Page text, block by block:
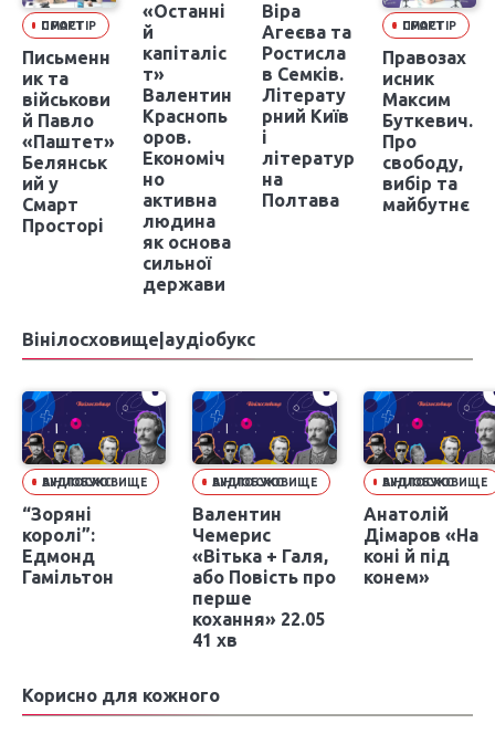
СМАРТ ПРОСТІР
Письменн
ик та
військови
й Павло
«Паштет»
Белянськ
ий у
Смарт
Просторі
«Останні
й
капіталіс
т»
Валентин
Краснопь
оров.
Економіч
но
активна
людина
як основа
сильної
держави
Віра
Агеєва та
Ростисла
в Семків.
Літерату
рний Київ
і
літератур
на
Полтава
СМАРТ ПРОСТІР
Правозах
исник
Максим
Буткевич.
Про
свободу,
вибір та
майбутнє
Вінілосховище|аудіобукс
ВІНІЛОСХОВИЩЕ АУДІОБУКС
“Зоряні
королі”:
Едмонд
Гамільтон
ВІНІЛОСХОВИЩЕ АУДІОБУКС
Валентин
Чемерис
«Вітька + Галя,
або Повість про
перше
кохання» 22.05
41 хв
ВІНІЛОСХОВИЩЕ АУДІОБУКС
Анатолій
Дімаров «На
коні й під
конем»
Корисно для кожного